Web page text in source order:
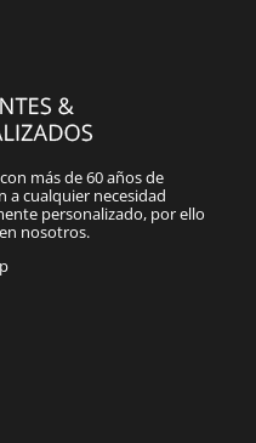
más de 60 años de
a cualquier necesidad
personalizado, por ello
nosotros.